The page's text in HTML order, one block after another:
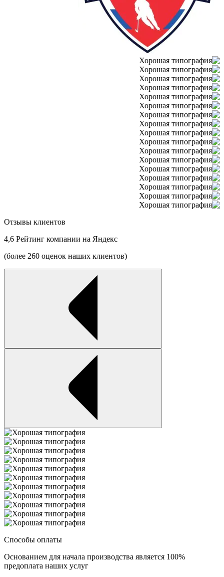
Отзывы клиентов
4,6 Рейтинг компании на Яндекс
(более 260 оценок наших клиентов)
Способы оплаты
Основанием для начала производства является 100%
предоплата наших услуг